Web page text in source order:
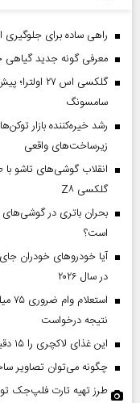
راهی ساده برای
معرفی گونه جدید گیاهی
گلکسی اس ۲۷
سامسونگ
زیرساخت‌های واقعی
انقلاب گوشی‌های تاشو‌
گلکسی Z۸
است؟
آیا خودروهای خودران
در سال ۲۰۲۶
نتیجه درخواست
این غذای لاکچری را ۱۵ دقیقه‌ای آماده کنید
چگونه می‌توان تصاویر
طرز تهیه تارت فلپ‌جک